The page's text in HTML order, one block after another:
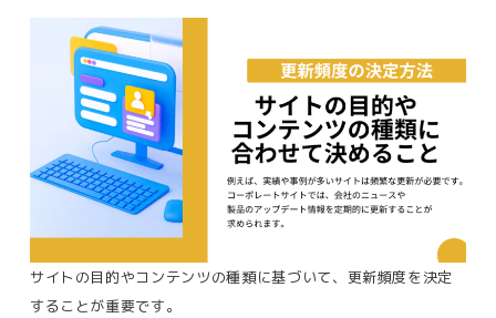
サイトの目的やコンテンツの種類に基づいて、更新頻度を決定
することが重要です。